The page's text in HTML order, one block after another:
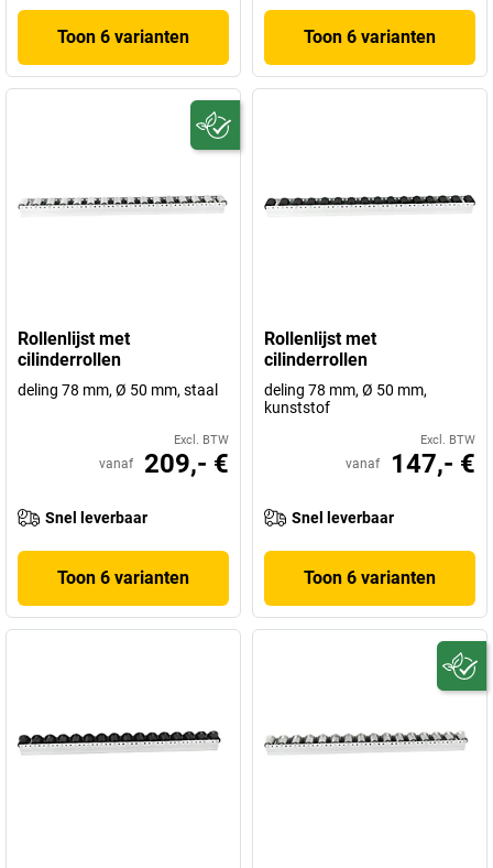
Toon 6 varianten Toon 6 varianten
Rollenlijst met
cilinderrollen
deling 78 mm, Ø 50 mm, staal
Excl. BTW
vanaf 209,- €
Snel leverbaar
Toon 6 varianten
Rollenlijst met
cilinderrollen
deling 78 mm, Ø 50 mm,
kunststof
Excl. BTW
vanaf 147,- €
Snel leverbaar
Toon 6 varianten